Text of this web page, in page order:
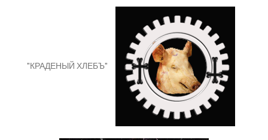
"КРАДЕНЫЙ ХЛЕБЪ"